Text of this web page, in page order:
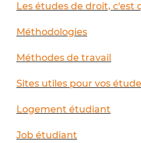
Les études de droit, c'est
Méthodologies
Méthodes de travail
Sites utiles pour vos
Logement étudiant
Job étudiant